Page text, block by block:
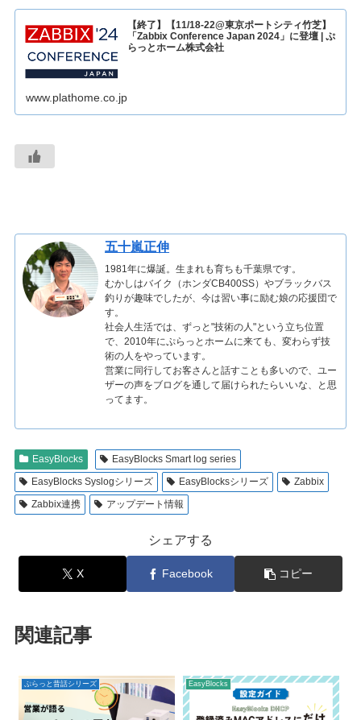
【終了】【11/18-22@東京ポートシティ竹芝】
「Zabbix Conference Japan 2024」に登壇 | ぷ
らっとホーム株式会社
www.plathome.co.jp
五十嵐正伸
1981年に爆誕。生まれも育ちも千葉県です。
むかしはバイク（ホンダCB400SS）やブラックバス
釣りが趣味でしたが、今は習い事に励む娘の応援団で
す。
社会人生活では、ずっと"技術の人"という立ち位置
で、2010年にぷらっとホームに来ても、変わらず技
術の人をやっています。
営業に同行してお客さんと話すことも多いので、ユー
ザーの声をブログを通して届けられたらいいな、と思
ってます。
EasyBlocks
EasyBlocks Smart log series
EasyBlocks Syslogシリーズ
EasyBlocksシリーズ
Zabbix
Zabbix連携
アップデート情報
シェアする
X Facebook コピー
関連記事
ぷらっと昔話シリーズ EasyBlocks